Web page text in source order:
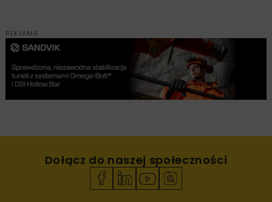
REKLAMA
Dołącz do naszej społeczności